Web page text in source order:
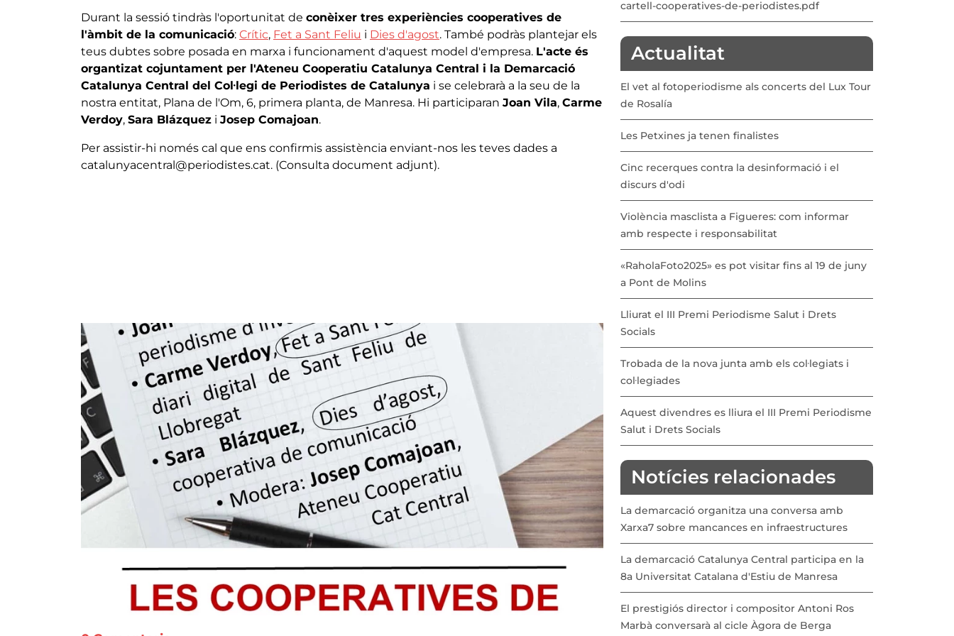
Durant la sessió tindràs l'oportunitat de conèixer tres experiències cooperatives de
l'àmbit de la comunicació: Crític, Fet a Sant Feliu i Dies d'agost. També podràs plantejar els
teus dubtes sobre posada en marxa i funcionament d'aquest model d'empresa. L'acte és
organtizat cojuntament per l'Ateneu Cooperatiu Catalunya Central i la Demarcació
Catalunya Central del Col·legi de Periodistes de Catalunya i se celebrarà a la seu de la
nostra entitat, Plana de l'Om, 6, primera planta, de Manresa. Hi participaran Joan Vila, Carme
Verdoy, Sara Blázquez i Josep Comajoan.
Per assistir-hi només cal que ens confirmis assistència enviant-nos les teves dades a
catalunyacentral@periodistes.cat. (Consulta document adjunt).
cartell-cooperatives-de-periodistes.pdf
Actualitat
El vet al fotoperiodisme als concerts del Lux Tour
de Rosalía
Les Petxines ja tenen finalistes
Cinc recerques contra la desinformació i el
discurs d'odi
Violència masclista a Figueres: com informar
amb respecte i responsabilitat
«RaholaFoto2025» es pot visitar fins al 19 de juny
a Pont de Molins
Lliurat el III Premi Periodisme Salut i Drets
Socials
Trobada de la nova junta amb els col·legiats i
col·legiades
Aquest divendres es lliura el III Premi Periodisme
Salut i Drets Socials
Notícies relacionades
La demarcació organitza una conversa amb
Xarxa7 sobre mancances en infraestructures
La demarcació Catalunya Central participa en la
8a Universitat Catalana d'Estiu de Manresa
El prestigiós director i compositor Antoni Ros
Marbà conversarà al cicle Àgora de Berga